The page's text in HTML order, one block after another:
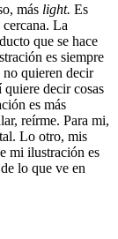
más light. Es
La
que se hace
es siempre
no quieren decir
decir cosas
es más
reírme. Para mi,
Lo otro, mis
mi ilustración es
lo que ve en